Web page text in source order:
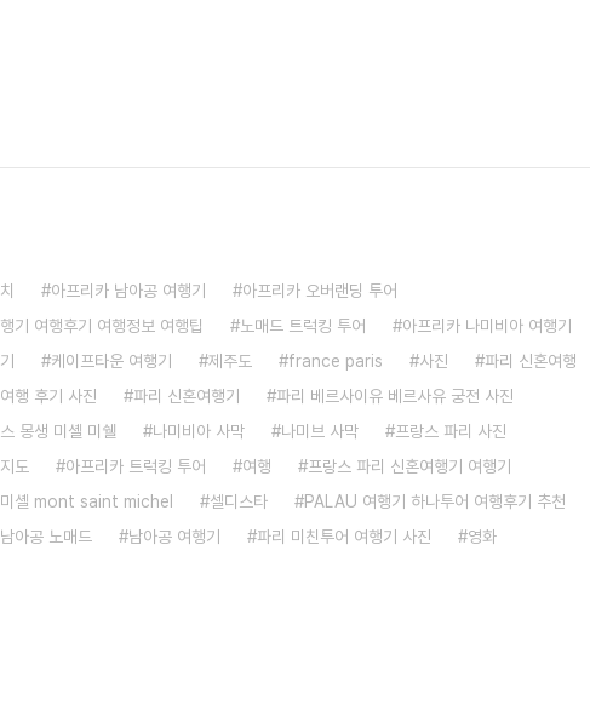
아프리카 남아공 여행기
아프리카 오버랜딩 투어
기 여행후기 여행정보 여행팁
노매드 트럭킹 투어
아프리카 나미비아 여행기
케이프타운 여행기 제주도 france paris 사진
파리 신혼여행
행 후기 사진
파리 신혼여행기
파리 베르사이유 베르사유 궁전 사진
몽생 미셸 미쉘
나미비아 사막 나미브 사막
프랑스 파리 사진
도
아프리카 트럭킹 투어 여행
프랑스 파리 신혼여행기 여행기
미셸 mont saint michel
셀디스타
PALAU 여행기 하나투어 여행후기 추천
아공 노매드
남아공 여행기 파리 미친투어 여행기 사진 영화